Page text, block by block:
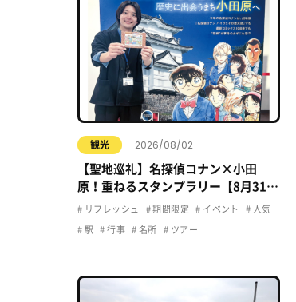
観光 2026/08/02
【聖地巡礼】名探偵コナン×小田
原！重ねるスタンプラリー【8月31日
まで】小田原・箱根・湯河原
リフレッシュ 期間限定 イベント 人気
駅 行事 名所 ツアー